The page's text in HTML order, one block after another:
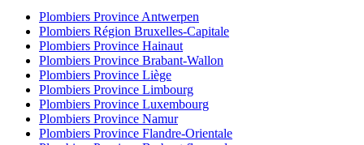
Plombiers Province Antwerpen
Plombiers Région Bruxelles-Capitale
Plombiers Province Hainaut
Plombiers Province Brabant-Wallon
Plombiers Province Liège
Plombiers Province Limbourg
Plombiers Province Luxembourg
Plombiers Province Namur
Plombiers Province Flandre-Orientale